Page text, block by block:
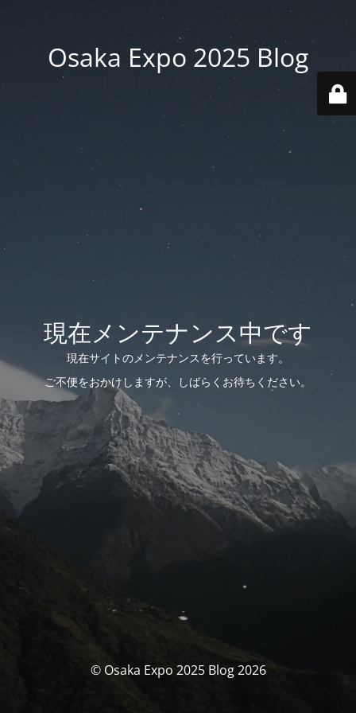
Osaka Expo 2025 Blog
現在メンテナンス中です
現在サイトのメンテナンスを行っています。
ご不便をおかけしますが、しばらくお待ちください。
© Osaka Expo 2025 Blog 2026